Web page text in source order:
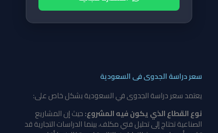
سعر دراسة الجدوى فى السعودية
يعتمد سعر دراسة الجدوى في السعودية بشكل خاص على:
نوع القطاع الذي يكون فيه المشروع:حيث إن المشاريع
الصناعية تحتاج إلى تحليل فني مكلف، بينما الدراسات التجارية قد